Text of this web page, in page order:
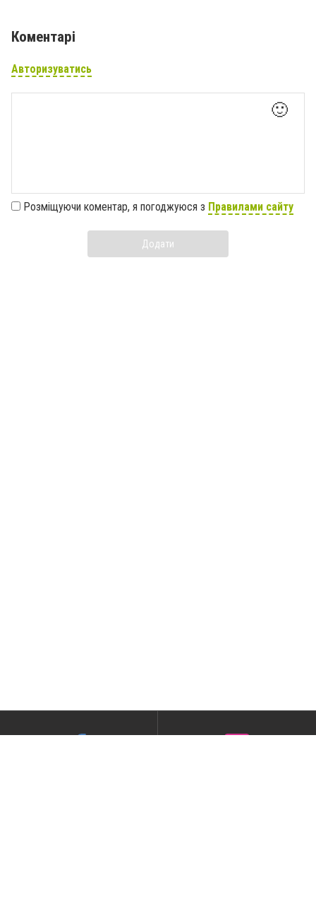
Коментарі
Авторизуватись
🙂
Розміщуючи коментар, я погоджуюся з Правилами сайту
Додати